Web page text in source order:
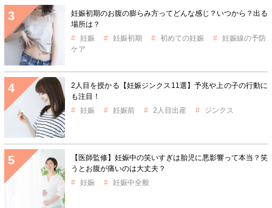
妊娠初期のお腹の膨らみ方ってどんな感じ？いつから？出る
場所は？
妊娠
妊娠初期 初めての妊娠
妊娠線の予防
ケア
2人目を授かる【妊娠ジンクス11選】予兆や上の子の行動に
も注目！
妊娠
妊娠前 2人目出産 ジンクス
【医師監修】妊娠中の笑いすぎは胎児に悪影響って本当？笑
うとお腹が痛いのは大丈夫？
妊娠
妊娠中全般